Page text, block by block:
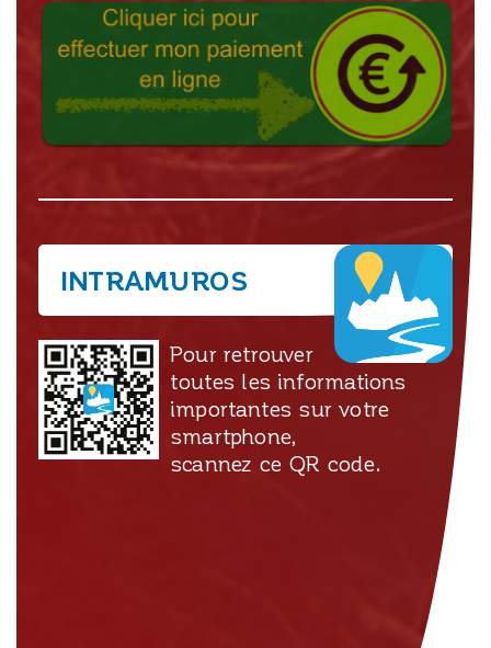
INTRAMUROS
Pour retrouver
toutes les informations
importantes sur votre
smartphone,
scannez ce QR code.